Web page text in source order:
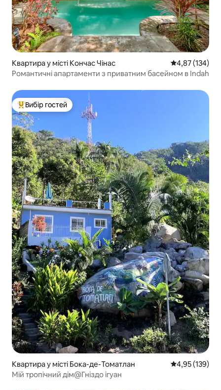
Квартира у місті Кончас Чінас Середня
4,87 (134)
Романтичні апартаменти з приватним басейном в Indah
Топ вибір гостей
Вибір гостей
Квартира у місті Бока-де-Томатлан Середня
4,95 (139)
Мій тропічний дім@Гніздо ігуан